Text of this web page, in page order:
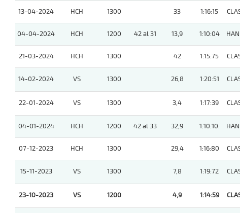
13-04-2024 HCH 1300 33 1:16:15
04-04-2024 HCH 1200 42 al 31 13,9 1:10:04
21-03-2024 HCH 1300 42 1:15:75
14-02-2024 VS 1300 26,8 1:20:51
22-01-2024 VS 1300 3,4 1:17:39
04-01-2024 HCH 1200 42 al 33 32,9 1:10:10:
07-12-2023 HCH 1300 29,4 1:16:80
15-11-2023 VS 1300 7,8 1:19:72
23-10-2023 VS 1200 4,9 1:14:59